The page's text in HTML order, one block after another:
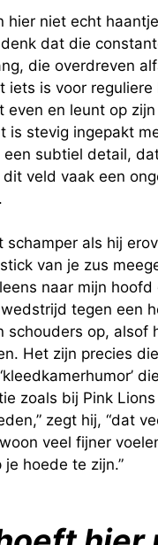
hier niet echt
denk dat die
die overdreven
iets is voor reguliere
even en leunt op
is stevig ingepakt
een subtiel detail,
dit veld vaak een
schamper als hij
van je zus
naar mijn hoofd
tegen een
schouders op, alsof
Het zijn precies
zoals bij Pink
zegt hij, “dat
veel fijner
hoede te zijn.”